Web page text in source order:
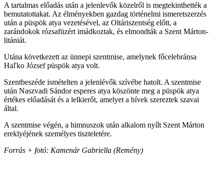
A tartalmas előadás után a jelenlevők közelről is megtekinthették a
bemutatottakat. Az élményekben gazdag történelmi ismeretszerzés
után a püspök atya vezetésével, az Oltáriszentség előtt, a
zarándokok rózsafüzért imádkoztak, és elmondták a Szent Márton-
litániát.
Utána következett az ünnepi szentmise, amelynek főcelebránsa
Haľko József püspök atya volt.
Szentbeszéde ismételten a jelenlévők szívébe hatolt. A szentmise
után Naszvadi Sándor esperes atya köszönte meg a püspök atya
értékes előadását és a lelkierőt, amelyet a hívek szereztek szavai
által.
A szentmise végén, a himnuszok után alkalom nyílt Szent Márton
ereklyéjének személyes tiszteletére.
Forrás + fotó: Kamenár Gabriella (Remény)